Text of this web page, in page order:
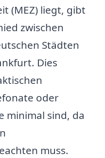
(MEZ) liegt, gibt
zwischen
Städten
Dies
oder
minimal sind, da
muss.